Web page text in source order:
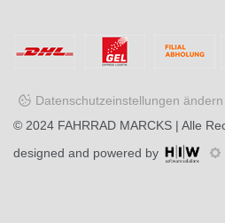
Datenschutzeinstellungen ändern
© 2024 FAHRRAD MARCKS | Alle
designed and powered by